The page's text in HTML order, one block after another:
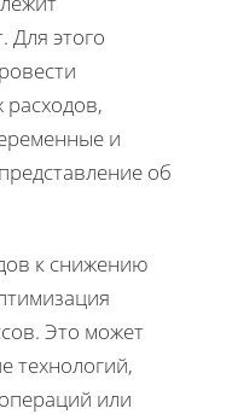
Для этого
и
об
к снижению
Это может
технологий,
или